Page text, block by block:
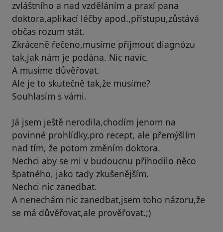
zvláštního a nad vzděláním a praxí pana
doktora,aplikací léčby apod.,přístupu,zůstává
občas rozum stát.
Zkráceně řečeno,musíme přijmout diagnózu
tak,jak nám je podána. Nic navíc.
A musíme důvěřovat.
Ale je to skutečně tak,že musíme?
Souhlasím s vámi.
Já jsem ještě nerodila,chodím jenom na
povinné prohlídky,pro recept, ale přemýšlím
nad tím, že potom změním doktora.
Nechci aby se mi v budoucnu přihodilo něco
špatného, jako tady zkušenějším.
Nechci nic zanedbat.
A nenechám nic zanedbat,jsem toho názoru,že
se má důvěřovat,ale prověřovat.;)